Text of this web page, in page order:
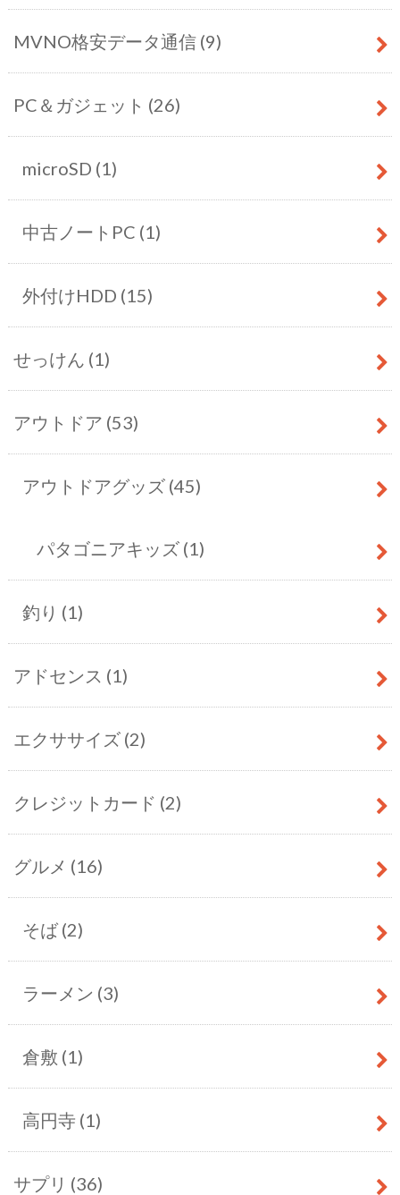
MVNO格安データ通信 (9)
PC＆ガジェット (26)
microSD (1)
中古ノートPC (1)
外付けHDD (15)
せっけん (1)
アウトドア (53)
アウトドアグッズ (45)
パタゴニアキッズ (1)
釣り (1)
アドセンス (1)
エクササイズ (2)
クレジットカード (2)
グルメ (16)
そば(2)
ラーメン (3)
倉敷 (1)
高円寺 (1)
サプリ (36)